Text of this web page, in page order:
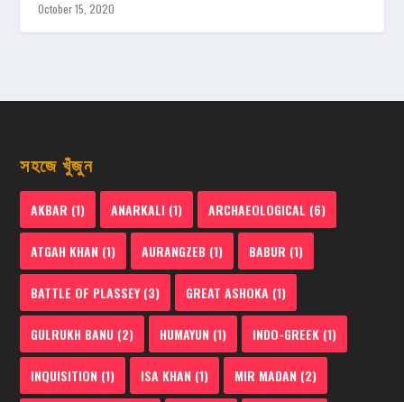
October 15, 2020
সহজে খুঁজুন
AKBAR (1) ANARKALI (1) ARCHAEOLOGICAL (6)
ATGAH KHAN (1) AURANGZEB (1) BABUR (1)
BATTLE OF PLASSEY(3) GREAT ASHOKA (1)
GULRUKH BANU (2) HUMAYUN (1) INDO-GREEK (1)
INQUISITION (1) ISA KHAN (1) MIR MADAN (2)